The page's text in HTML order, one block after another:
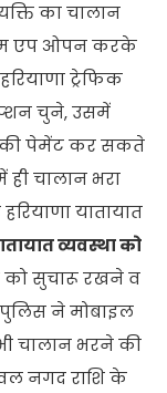
का चालान
एप ओपन करके
ट्रेफिक
चुने, उसमें
की पेमेंट कर सकते
चालान भरा
यातायात
व्यवस्था को
को सुचारू रखने व
ने मोबाइल
चालान भरने की
नगद राशि के